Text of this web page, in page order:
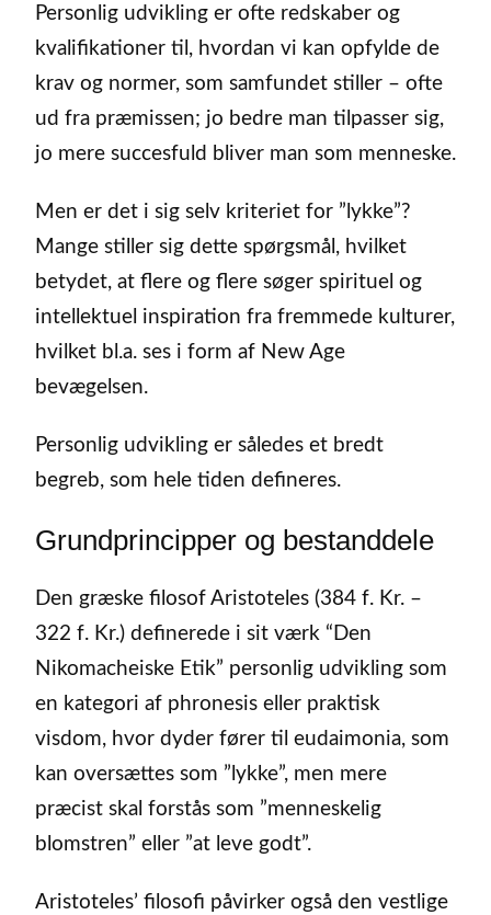
Personlig udvikling er ofte redskaber og
kvalifikationer til, hvordan vi kan opfylde de
krav og normer, som samfundet stiller – ofte
ud fra præmissen; jo bedre man tilpasser sig,
jo mere succesfuld bliver man som menneske.
Men er det i sig selv kriteriet for ”lykke”?
Mange stiller sig dette spørgsmål, hvilket
betydet, at flere og flere søger spirituel og
intellektuel inspiration fra fremmede kulturer,
hvilket bl.a. ses i form af New Age
bevægelsen.
Personlig udvikling er således et bredt
begreb, som hele tiden defineres.
Grundprincipper og bestanddele
Den græske filosof Aristoteles (384 f. Kr. –
322 f. Kr.) definerede i sit værk “Den
Nikomacheiske Etik” personlig udvikling som
en kategori af phronesis eller praktisk
visdom, hvor dyder fører til eudaimonia, som
kan oversættes som ”lykke”, men mere
præcist skal forstås som ”menneskelig
blomstren” eller ”at leve godt”.
Aristoteles’ filosofi påvirker også den vestlige